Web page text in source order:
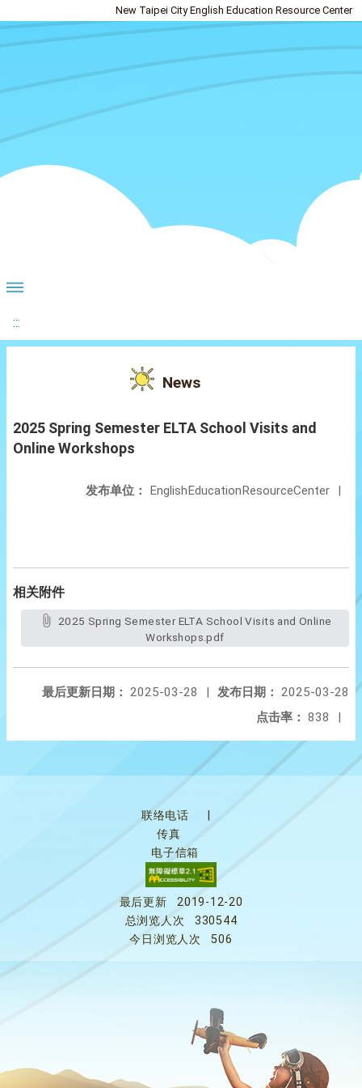
New Taipei City English Education Resource Center
:::
News
2025 Spring Semester ELTA School Visits and
Online Workshops
发布单位： EnglishEducationResourceCenter |
相关附件
Workshops.pdf
发布日期： 2025-03-28
最后更新日期： 2025-03-28
|
点击率： 838 |
联络电话
传真
电子信箱
最后更新
2019-12-20
总浏览人次
330544
今日浏览人次
506